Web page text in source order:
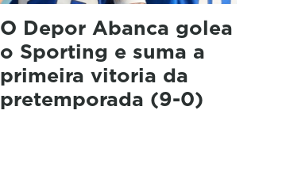
O Depor Abanca golea
o Sporting e suma a
primeira vitoria da
pretemporada (9-0)